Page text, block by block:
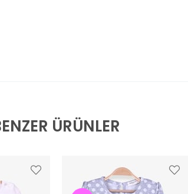
ÜRÜNLER